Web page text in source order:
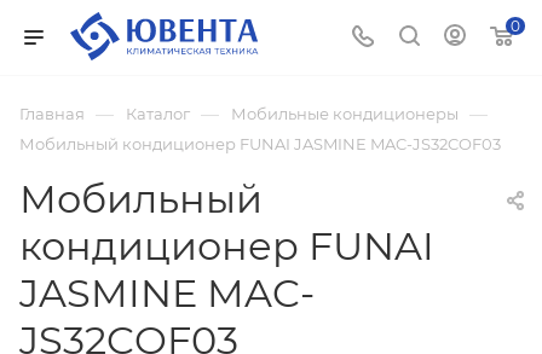
0
Главная — Каталог — Мобильные кондиционеры —
Мобильный кондиционер FUNAI JASMINE MAC-JS32COF03
Мобильный
кондиционер FUNAI
JASMINE MAC-
JS32COF03